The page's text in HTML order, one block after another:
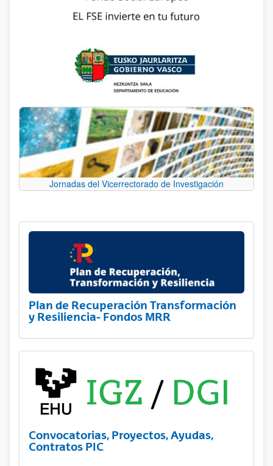
Jornadas del Vicerrectorado de Investigación
Plan de Recuperación Transformación
y Resiliencia- Fondos MRR
Convocatorias, Proyectos, Ayudas,
Contratos PIC